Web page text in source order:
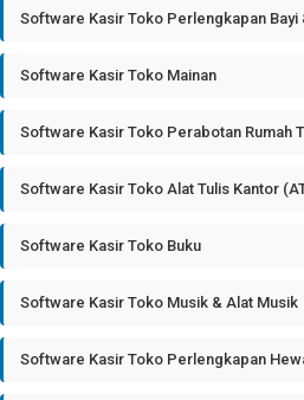
Software Kasir Toko Perlengkapan Bayi
Software Kasir Toko Mainan
Software Kasir Toko Perabotan Rumah
Software Kasir Toko Alat Tulis Kantor
Software Kasir Toko Buku
Software Kasir Toko Musik & Alat Musik
Software Kasir Toko Perlengkapan